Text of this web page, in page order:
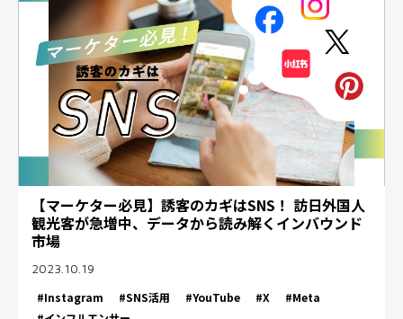
【マーケター必見】誘客のカギはSNS！ 訪日外国人
観光客が急増中、データから読み解くインバウンド
市場
2023.10.19
#Instagram
#SNS活用 #YouTube #X
#Meta